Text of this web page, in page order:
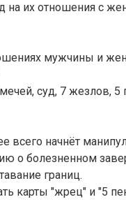
на их отношения с
мужчины и
суд, 7 жезлов, 5
всего начнёт
о болезненном
границ.
карты "жрец" и "5